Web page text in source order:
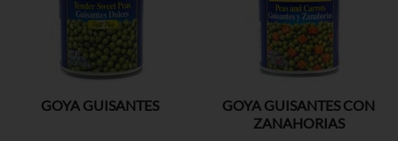
GOYA GUISANTES
GOYA GUISANTES CON
ZANAHORIAS